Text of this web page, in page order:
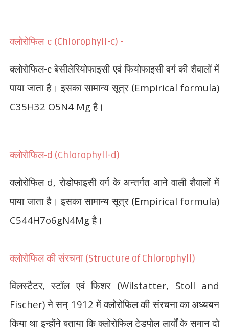
क्लोरोफिल-c (Chlorophyll-c) -
क्लोरोफिल-c बेसीलेरियोफाइसी एवं फियोफाइसी वर्ग की शैवालों में
पाया जाता है। इसका सामान्य सूत्र (Empirical formula)
C35H32 O5N4 Mgहै।
क्लोरोफिल-d (Chlorophyll-d)
क्लोरोफिल-d,रोडोफाइसी वर्ग के अन्तर्गत आने वाली शैवालों में
पाया जाता है। इसका सामान्य सूत्र (Empirical formula)
C544H7o6gN4Mgहै।
क्लोरोफिल की संरचना (Structure of Chlorophyll)
विलस्टैटर,स्टॉल एवं फिशर (Wilstatter, Stoll and
Fischer)ने सन् 1912 में क्लोरोफिल की संरचना का अध्ययन
किया था इन्होंने बताया कि क्लोरोफिल टेडपोल लार्वों के समान दो